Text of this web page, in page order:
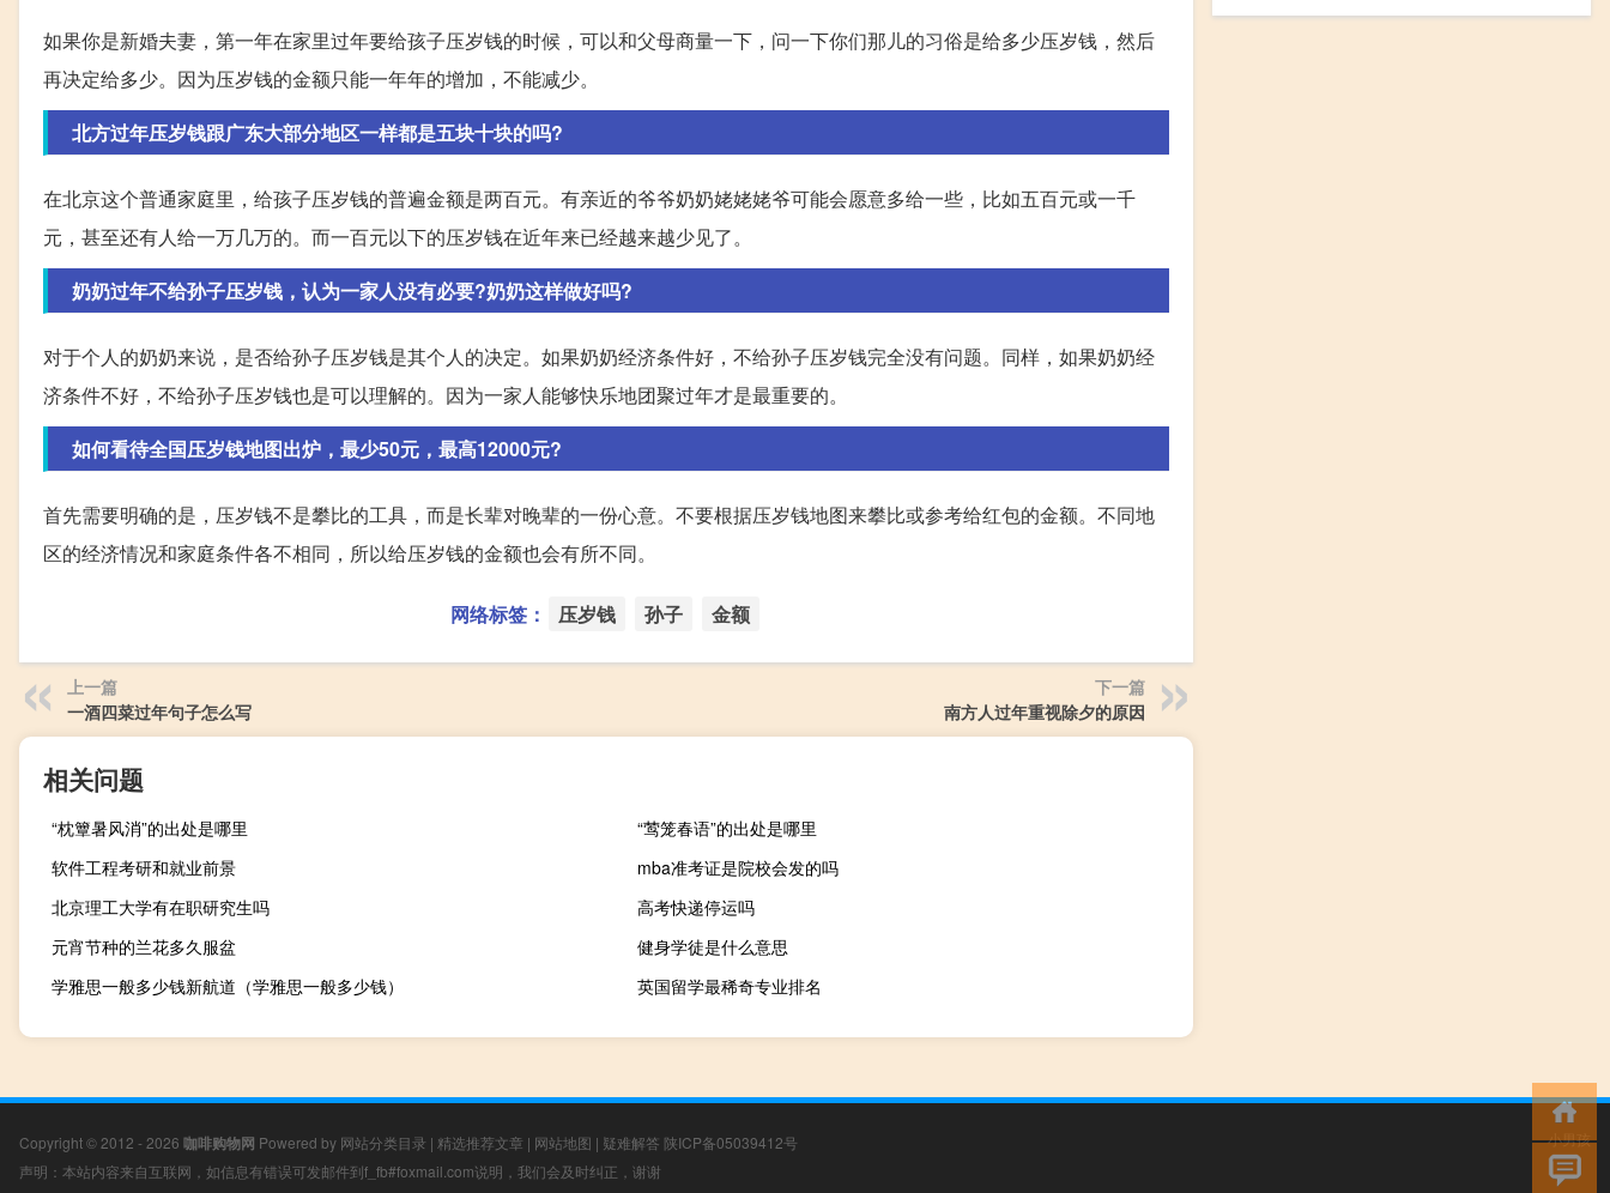
如果你是新婚夫妻，第一年在家里过年要给孩子压岁钱的时候，可以和父母商量一下，问一下你们那儿的习俗是给多少压岁钱，然后
再决定给多少。因为压岁钱的金额只能一年年的增加，不能减少。
北方过年压岁钱跟广东大部分地区一样都是五块十块的吗?
在北京这个普通家庭里，给孩子压岁钱的普遍金额是两百元。有亲近的爷爷奶奶姥姥姥爷可能会愿意多给一些，比如五百元或一千
元，甚至还有人给一万几万的。而一百元以下的压岁钱在近年来已经越来越少见了。
奶奶过年不给孙子压岁钱，认为一家人没有必要?奶奶这样做好吗?
对于个人的奶奶来说，是否给孙子压岁钱是其个人的决定。如果奶奶经济条件好，不给孙子压岁钱完全没有问题。同样，如果奶奶经
济条件不好，不给孙子压岁钱也是可以理解的。因为一家人能够快乐地团聚过年才是最重要的。
如何看待全国压岁钱地图出炉，最少50元，最高12000元?
首先需要明确的是，压岁钱不是攀比的工具，而是长辈对晚辈的一份心意。不要根据压岁钱地图来攀比或参考给红包的金额。不同地
区的经济情况和家庭条件各不相同，所以给压岁钱的金额也会有所不同。
网络标签： 压岁钱 孙子 金额
上一篇
一酒四菜过年句子怎么写
下一篇
南方人过年重视除夕的原因
相关问题
“枕簟暑风消”的出处是哪里
“莺笼春语”的出处是哪里
软件工程考研和就业前景
mba准考证是院校会发的吗
北京理工大学有在职研究生吗
高考快递停运吗
元宵节种的兰花多久服盆
健身学徒是什么意思
学雅思一般多少钱新航道（学雅思一般多少钱）
英国留学最稀奇专业排名
Copyright © 2012 - 2026 咖啡购物网 Powered by 网站分类目录 | 精选推荐文章 | 网站地图 | 疑难解答 陕ICP备05039412号
声明：本站内容来自互联网，如信息有错误可发邮件到f_fb#foxmail.com说明，我们会及时纠正，谢谢
小男孩